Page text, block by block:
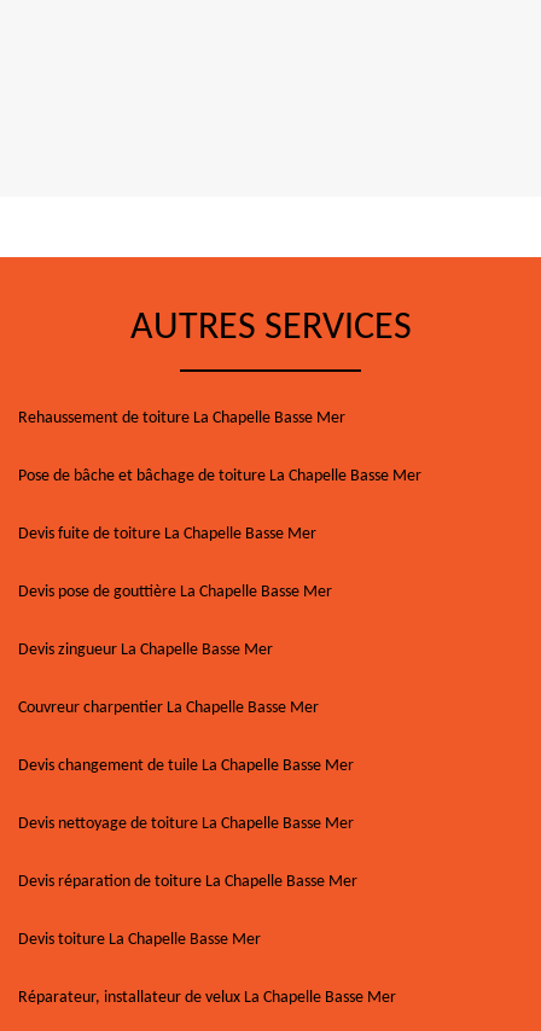
AUTRES SERVICES
Rehaussement de toiture La Chapelle Basse Mer
Pose de bâche et bâchage de toiture La Chapelle Basse Mer
Devis fuite de toiture La Chapelle Basse Mer
Devis pose de gouttière La Chapelle Basse Mer
Devis zingueur La Chapelle Basse Mer
Couvreur charpentier La Chapelle Basse Mer
Devis changement de tuile La Chapelle Basse Mer
Devis nettoyage de toiture La Chapelle Basse Mer
Devis réparation de toiture La Chapelle Basse Mer
Devis toiture La Chapelle Basse Mer
Réparateur, installateur de velux La Chapelle Basse Mer